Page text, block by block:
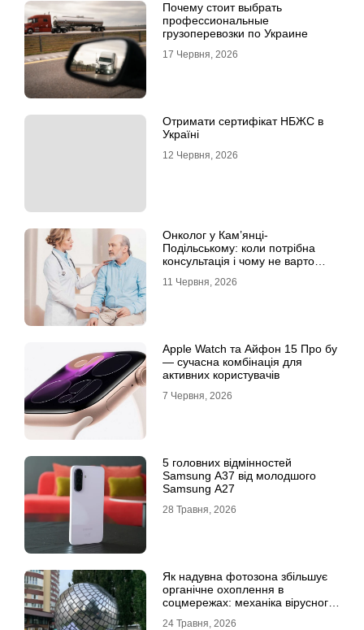
Почему стоит выбрать
профессиональные
грузоперевозки по Украине
17 Червня, 2026
Отримати сертифікат НБЖС в
Україні
12 Червня, 2026
Онколог у Кам’янці-
Подільському: коли потрібна
консультація і чому не варто
11 Червня, 2026
Apple Watch та Айфон 15 Про бу
— сучасна комбінація для
активних користувачів
7 Червня, 2026
5 головних відмінностей
Samsung A37 від молодшого
Samsung A27
28 Травня, 2026
Як надувна фотозона збільшує
органічне охоплення в
соцмережах: механіка вірусного
24 Травня, 2026